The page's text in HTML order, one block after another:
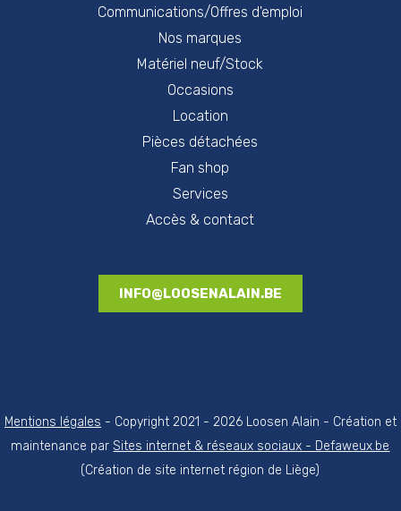
Communications/Offres d'emploi
Nos marques
Matériel neuf/Stock
Occasions
Location
Pièces détachées
Fan shop
Services
Accès & contact
INFO@LOOSENALAIN.BE
Mentions légales - Copyright 2021 - 2026 Loosen Alain - Création et
maintenance parSites internet & réseaux sociaux - Defaweux.be
(Création de site internet région de Liège)